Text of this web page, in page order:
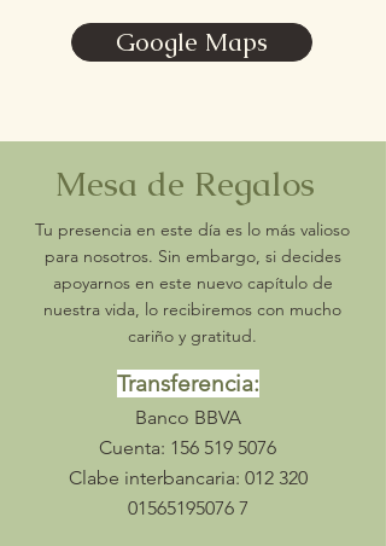
Google Maps
Mesa de Regalos
Tu presencia en este día es lo más valioso
para nosotros. Sin embargo, si decides
apoyarnos en este nuevo capítulo de
nuestra vida, lo recibiremos con mucho
cariño y gratitud.
Transferencia:
Banco BBVA
Cuenta: 156 519 5076
Clabe interbancaria: 012 320
015651950767